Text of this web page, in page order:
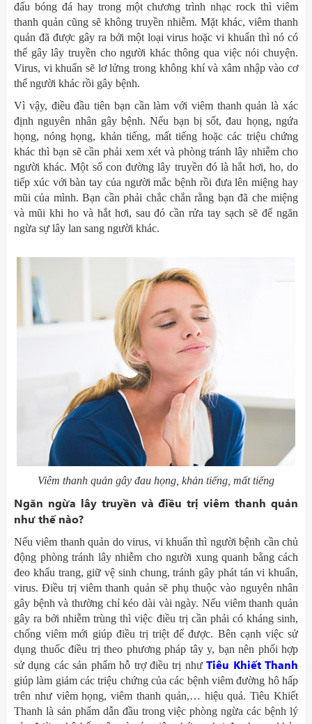
đấu bóng đá hay trong một chương trình nhạc rock thì viêm
thanh quản cũng sẽ không truyền nhiễm. Mặt khác, viêm thanh
quản đã được gây ra bởi một loại virus hoặc vi khuẩn thì nó có
thể gây lây truyền cho người khác thông qua việc nói chuyện.
Virus, vi khuẩn sẽ lơ lửng trong không khí và xâm nhập vào cơ
thể người khác rồi gây bệnh.
Vì vậy, điều đầu tiên bạn cần làm với viêm thanh quản là xác
định nguyên nhân gây bệnh. Nếu bạn bị sốt, đau họng, ngứa
họng, nóng họng, khản tiếng, mất tiếng hoặc các triệu chứng
khác thì bạn sẽ cần phải xem xét và phòng tránh lây nhiễm cho
người khác. Một số con đường lây truyền đó là hắt hơi, ho, do
tiếp xúc với bàn tay của người mắc bệnh rồi đưa lên miệng hay
mũi của mình. Bạn cần phải chắc chắn rằng bạn đã che miệng
và mũi khi ho và hắt hơi, sau đó cần rửa tay sạch sẽ để ngăn
ngừa sự lây lan sang người khác.
Viêm thanh quản gây đau họng, khản tiếng, mất tiếng
Ngăn ngừa lây truyền và điều trị viêm thanh quản
như thế nào?
Nếu viêm thanh quản do virus, vi khuẩn thì người bệnh cần chủ
động phòng tránh lây nhiễm cho người xung quanh bằng cách
đeo khẩu trang, giữ vệ sinh chung, tránh gây phát tán vi khuẩn,
virus. Điều trị viêm thanh quản sẽ phụ thuộc vào nguyên nhân
gây bệnh và thường chỉ kéo dài vài ngày. Nếu viêm thanh quản
gây ra bởi nhiễm trùng thì việc điều trị cần phải có kháng sinh,
chống viêm mới giúp điều trị triệt để được. Bên cạnh việc sử
dụng thuốc điều trị theo phương pháp tây y, bạn nên phối hợp
sử dụng các sản phẩm hỗ trợ điều trị nhưTiêu Khiết Thanh
giúp làm giảm các triệu chứng của các bệnh viêm đường hô hấp
trên như viêm họng, viêm thanh quản,… hiệu quả. Tiêu Khiết
Thanh là sản phẩm dẫn đầu trong việc phòng ngừa các bệnh lý